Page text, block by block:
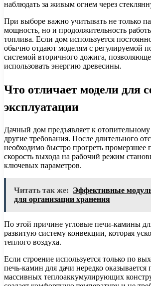
наблюдать за живым огнем через
При выборе важно учитывать не только
мощность, но и продолжительность
топлива. Если дом используется
обычно отдают моделям с регулируемой
системой вторичного дожига,
использовать энергию древесины.
Что отличает модели для
эксплуатации
Дачный дом предъявляет к
другие требования. После длительного
необходимо быстро прогреть
скорость выхода на рабочий режим
ключевых параметров.
Читать так же: Эффективные
для организации хранения
По этой причине угловые печи-камины
развитую систему конвекции, которая
теплого воздуха.
Если строение используется только по
печь-камин для дачи нередко оказывается
массивных теплоаккумулирующих